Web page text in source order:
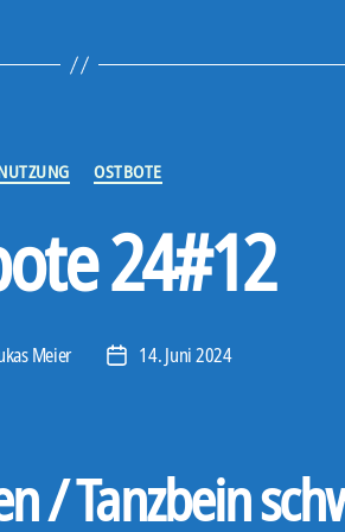
Kategorien
OSTBOTE
24#12
Meier Veröffentlichungsdatum
14. Juni 2024
/ Tanzbein